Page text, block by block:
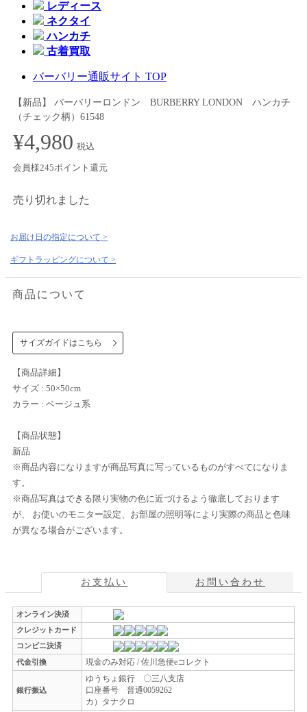
レディース
ネクタイ
ハンカチ
古着買取
バーバリー通販サイト TOP
【新品】 バーバリーロンドン BURBERRY LONDON ハンカチ
（チェック柄）61548
¥4,980 税込
会員様245ポイント還元
売り切れました
お届け日の指定について >
ギフトラッピングについて >
商品について
サイズガイドはこちら
【商品詳細】
サイズ : 50×50cm
カラー : ベージュ系
【商品状態】
新品
※商品内容になりますが商品写真に写っているものがすべてになりま
す。
※商品写真はできる限り実物の色に近づけるよう徹底しております
が、 お使いのモニター設定、お部屋の照明等により実際の商品と色味
が異なる場合がございます。
お支払い お問い合わせ
オンライン決済
クレジットカード
コンビニ決済
代金引換
現金のみ対応 / 佐川急便eコレクト
銀行振込
ゆうちょ銀行 〇三八支店
口座番号 普通0059262
カ）タナクロ